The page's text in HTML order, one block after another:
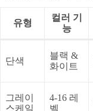
유형
컬러 기
능
단색
블랙 &
화이트
그레이
스케일
4-16 레
벨